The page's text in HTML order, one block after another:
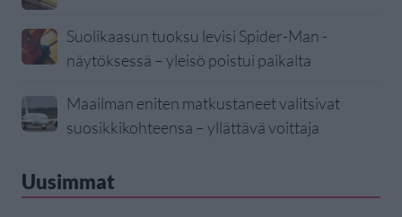
Suolikaasun tuoksu levisi Spider-Man -
näytöksessä – yleisö poistui paikalta
Maailman eniten matkustaneet valitsivat
suosikkikohteensa – yllättävä voittaja
Uusimmat